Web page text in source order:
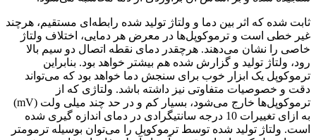
ثابت شده که اثر بین دما و ولتاژ تولید شده رابطه‌ای مستقیم، هرچند
غیر خطی است و ترموکوپل‌ها در معرض هر دمایی، اختلاف ولتاژ
خاصی را نشان می‌دهند. هرچقدر دمای نقطه اتصال دو سیم بالا
رود، ولتاژ تولید و گزارش شده هم بیشتر خواهد بود. بنابراین
ترموکوپل یک ابزار خوب برای سنجش دما خواهد بود که می‌تواند
دقت و خصوصیات متفاوتی نیز داشته باشد. ولتاژی که از
ترموکوپل‌ها خارج می‌شود، بسیار کم و در حد چند میلی ولت (mV)
به ازای تغییرات 10 درجه سانتیگرادی در دمای اندازه گیری شده
است. ولتاژ تولید شده توسط ترموکوپل را می‌توان بوسیله ترمومتر